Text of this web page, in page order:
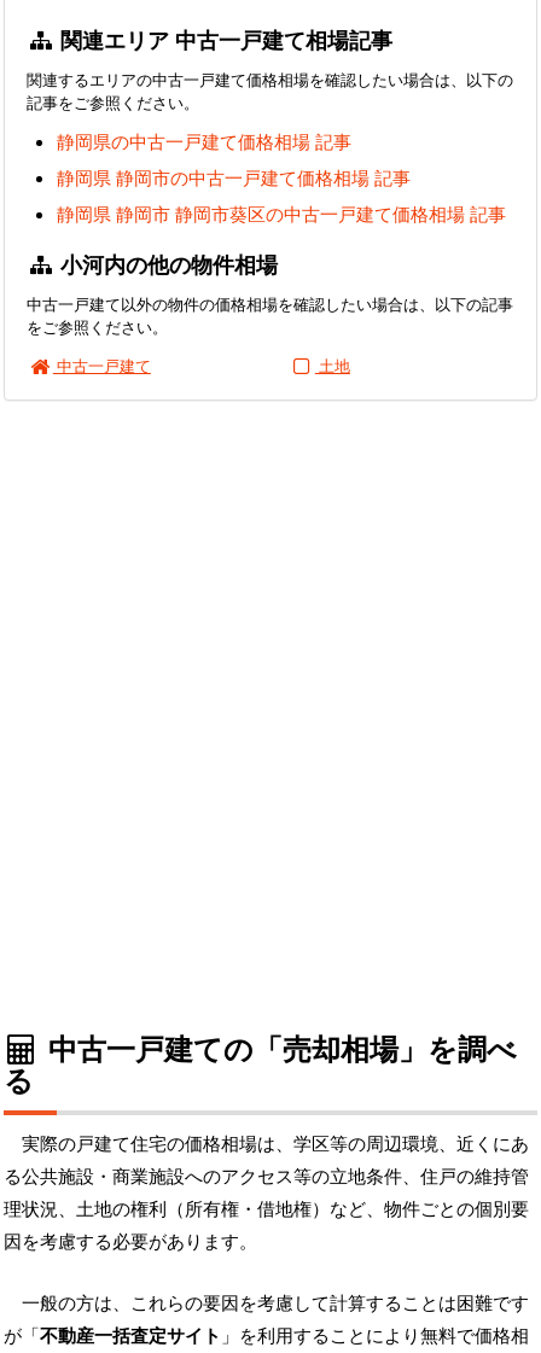
関連エリア 中古一戸建て相場記事
関連するエリアの中古一戸建て価格相場を確認したい場合は、以下の
記事をご参照ください。
静岡県の中古一戸建て価格相場 記事
静岡県 静岡市の中古一戸建て価格相場 記事
静岡県 静岡市 静岡市葵区の中古一戸建て価格相場 記事
小河内の他の物件相場
中古一戸建て以外の物件の価格相場を確認したい場合は、以下の記事
をご参照ください。
中古一戸建て
土地
中古一戸建ての「売却相場」を調べ
る
実際の戸建て住宅の価格相場は、学区等の周辺環境、近くにあ
る公共施設・商業施設へのアクセス等の立地条件、住戸の維持管
理状況、土地の権利（所有権・借地権）など、物件ごとの個別要
因を考慮する必要があります。
一般の方は、これらの要因を考慮して計算することは困難です
が「不動産一括査定サイト 」を利用することにより無料で価格相